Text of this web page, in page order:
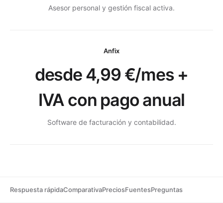
Asesor personal y gestión fiscal activa.
Anfix
desde 4,99 €/mes +
IVA con pago anual
Software de facturación y contabilidad.
Respuesta rápidaComparativaPreciosFuentesPreguntas